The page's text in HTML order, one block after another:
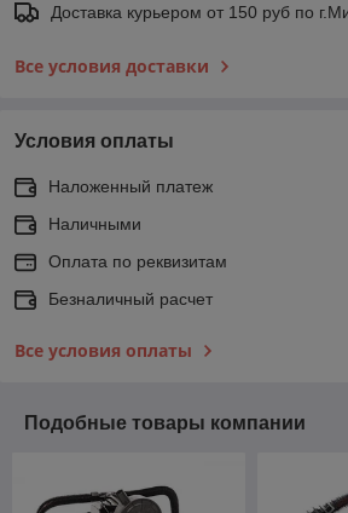
Доставка курьером от 150 руб по
Все условия доставки
Условия оплаты
Наложенный платеж
Наличными
Оплата по реквизитам
Безналичный расчет
Все условия оплаты
Подобные товары компании